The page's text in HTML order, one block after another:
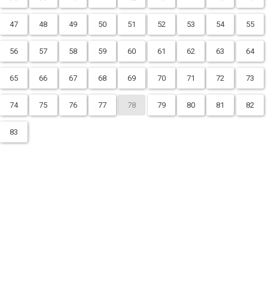
47 48 49 50 51 52 53 54 55
56 57 58 59 60 61 62 63 64
65 66 67 68 69 70 71 72 73
74 75 76 77 78 79 80 81 82
83